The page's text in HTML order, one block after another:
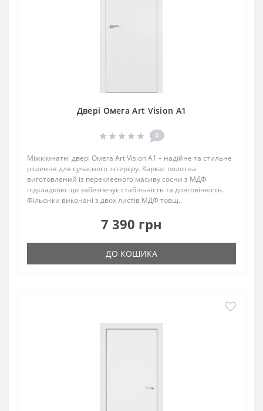
Двері Омега Art Vision А1
0
Міжкімнатні двері Омега Art Vision А1 – надійне та стильне
рішення для сучасного інтерєру. Каркас полотна
виготовлений із переклеєного масиву сосни з МДФ
підкладкою що забезпечує стабільність та довговічність.
Фільонки виконані з двох листів МДФ товщ..
7 390 грн
ДО КОШИКА